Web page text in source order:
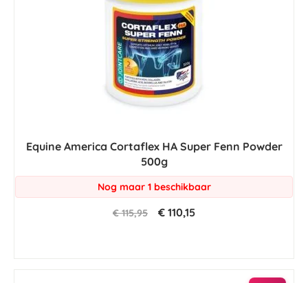
Equine America Cortaflex HA Super Fenn Powder
500g
Nog maar 1 beschikbaar
€ 115,95 € 110,15